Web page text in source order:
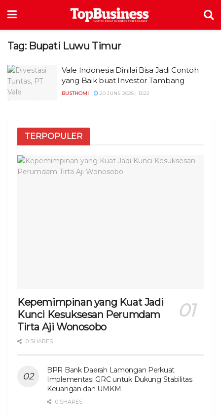
Tag: Bupati Luwu Timur
Vale Indonesia Dinilai Bisa Jadi Contoh
yang Baik buat Investor Tambang
BUSTHOMI 20 JUNE 2025 | 13:22
TERPOPULER
Kepemimpinan yang Kuat Jadi
Kunci Kesuksesan Perumdam
Tirta Aji Wonosobo
0 SHARES
BPR Bank Daerah Lamongan Perkuat
Implementasi GRC untuk Dukung Stabilitas
Keuangan dan UMKM
0 SHARES